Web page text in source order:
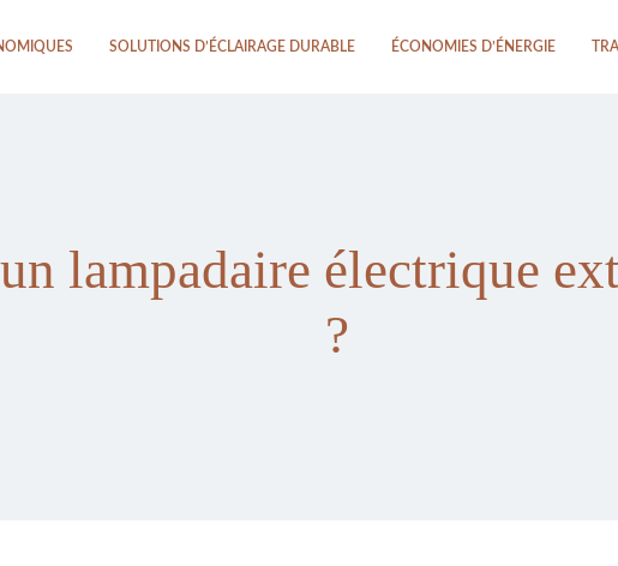
SOLUTIONS D’ÉCLAIRAGE DURABLE ÉCONOMIES D’ÉNERGIE
lampadaire électrique
?